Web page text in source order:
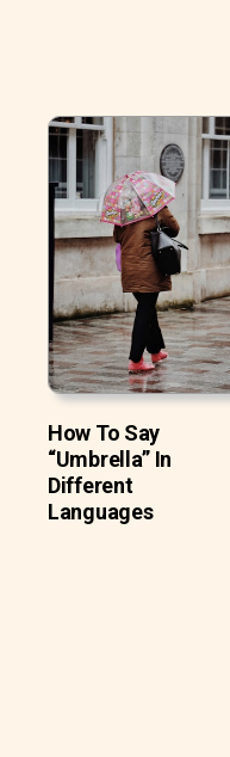
How To Say
“Umbrella” In
Different
Languages